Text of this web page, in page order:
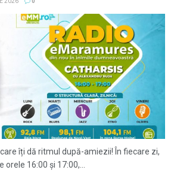
îți dă ritmul după-amiezii! În fiecare zi,
16:00 și 17:00,...